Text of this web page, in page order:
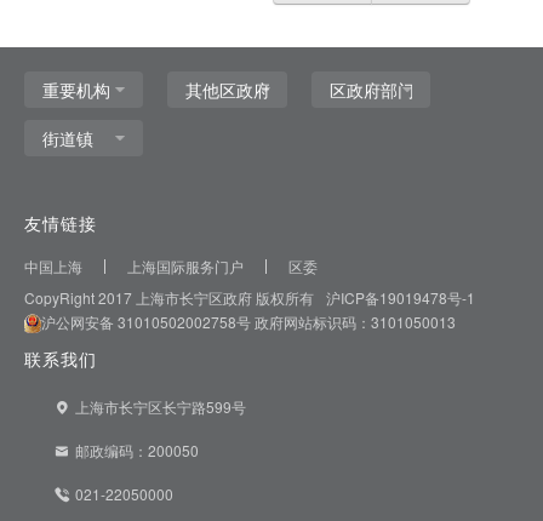
友情链接
中国上海 上海国际服务门户
区委
CopyRight 2017 上海市长宁区政府 版权所有 沪ICP备19019478号-1
沪公网安备 31010502002758号政府网站标识码：3101050013
联系我们
上海市长宁区长宁路599号
邮政编码：200050
021-22050000